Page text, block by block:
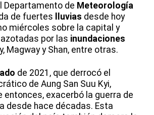
Departamento de Meteorología
de fuertes
lluvias desde hoy
miércoles sobre la capital y
por las inundaciones
Magway y Shan, entre otras.
de 2021, que derrocó el
de Aung San Suu Kyi,
entonces, exacerbó la guerra de
desde hace décadas. Esta